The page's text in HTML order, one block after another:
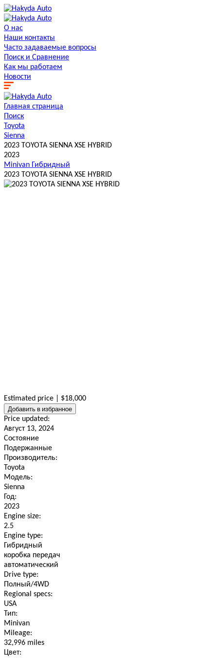
О нас
Наши контакты
Часто задаваемые вопросы
Поиск и Сравнение
Как мы работаем
Новости
Главная страница
Поиск
Toyota
Sienna
2023 TOYOTA SIENNA XSE HYBRID
2023
Minivan Гибридный
2023 TOYOTA SIENNA XSE HYBRID
Estimated price | $18,000
Добавить в избранное
Price updated:
Август 13, 2024
Состояние
Подержанные
Производитель:
Toyota
Модель:
Sienna
Год:
2023
Engine size:
2.5
Engine type:
Гибридный
коробка передач
автоматический
Drive type:
Полный/4WD
Regional specs:
USA
Тип:
Minivan
Mileage:
32,996 miles
Цвет: